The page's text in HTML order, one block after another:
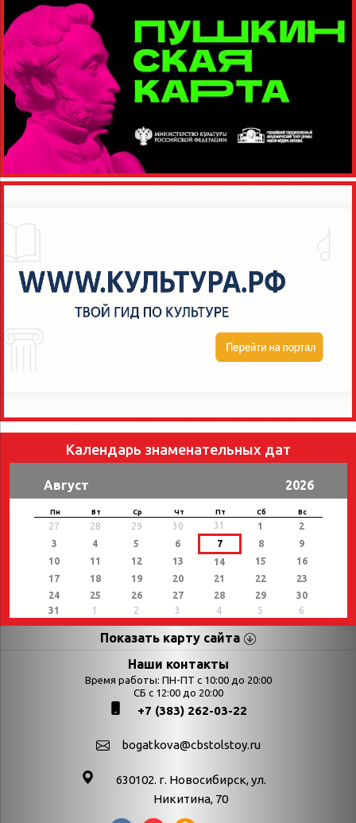
Календарь знаменательных дат
Август 2026
Пн Вт Ср Чт Пт Сб Вс
27 28 29 30 31 1
2
3
4 5 6 7 8
9
10
11 12 13 14 15
16
17
18 19 20 21 22
23
24
25 26 27 28 29
30
31
1 2 3 4 5 6
Показать карту сайта
Страницы Категории
Календарь
Выставки
День в истории
День в истории.
День в истории.
Наши контакты
Время работы: ПН-ПТ с 10:00 до 20:00
СБ с 12:00 до 20:00
+7 (383) 262-03-22
bogatkova@cbstolstoy.ru
630102. г. Новосибирск, ул.
Никитина, 70